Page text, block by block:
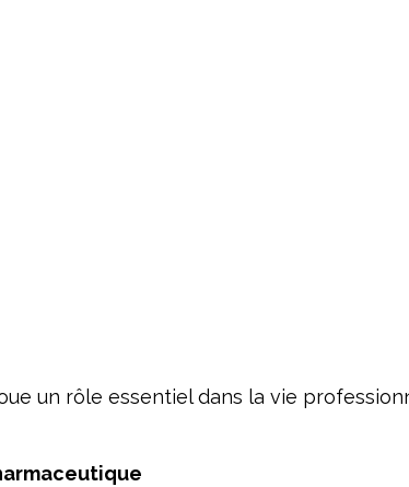
un rôle essentiel dans la vie